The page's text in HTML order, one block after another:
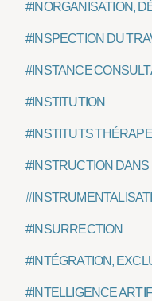
#INORGANISATION,
#INSPECTION DU
#INSTANCE
#INSTITUTION
#INSTITUTS
#INSTRUCTION DANS
#INSURRECTION
#INTÉGRATION,
#INTELLIGENCE